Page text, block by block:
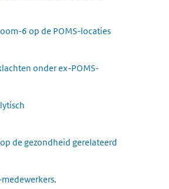
6 op de POMS-locaties
onder ex-POMS-
de gezondheid gerelateerd